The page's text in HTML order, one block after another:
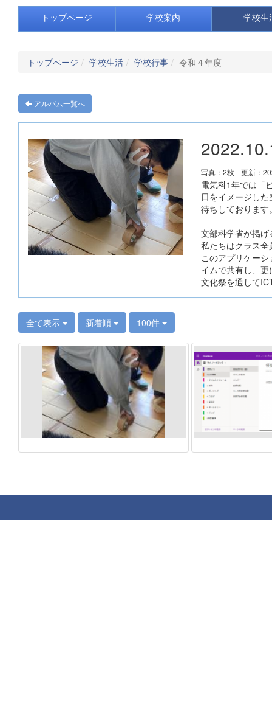
トップページ 学校案内 学校生
トップページ 学校生活 学校行事 令和４年度
アルバム一覧へ
写真：2枚 更新：
電気科1年では「
日をイメージし
待ちしておりま
文部科学省が掲
私たちはクラス
このアプリケー
イムで共有し、
文化祭を通して
全て表示 新着順 100件